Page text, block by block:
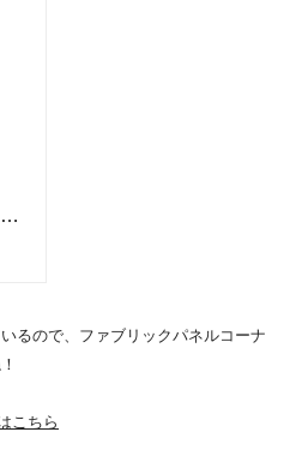
るので、ファブリックパネルコーナ
こちら